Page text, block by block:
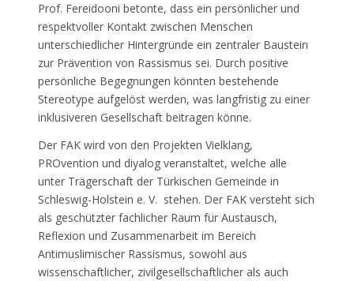
Prof. Fereidooni betonte, dass ein persönlicher und
respektvoller Kontakt zwischen Menschen
unterschiedlicher Hintergründe ein zentraler Baustein
zur Prävention von Rassismus sei. Durch positive
persönliche Begegnungen könnten bestehende
Stereotype aufgelöst werden, was langfristig zu einer
inklusiveren Gesellschaft beitragen könne.
Der FAK wird von den Projekten Vielklang,
PROvention und diyalog veranstaltet, welche alle
unter Trägerschaft der Türkischen Gemeinde in
Schleswig-Holstein e. V. stehen. Der FAK versteht sich
als geschützter fachlicher Raum für Austausch,
Reflexion und Zusammenarbeit im Bereich
Antimuslimischer Rassismus, sowohl aus
wissenschaftlicher, zivilgesellschaftlicher als auch